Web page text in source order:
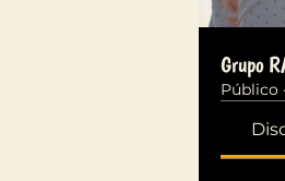
Grupo
Público ·